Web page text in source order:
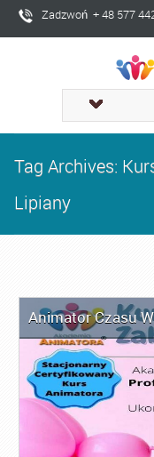
Zadzwoń + 48 577
Tag Archives:
Lipiany
Animator Czasu